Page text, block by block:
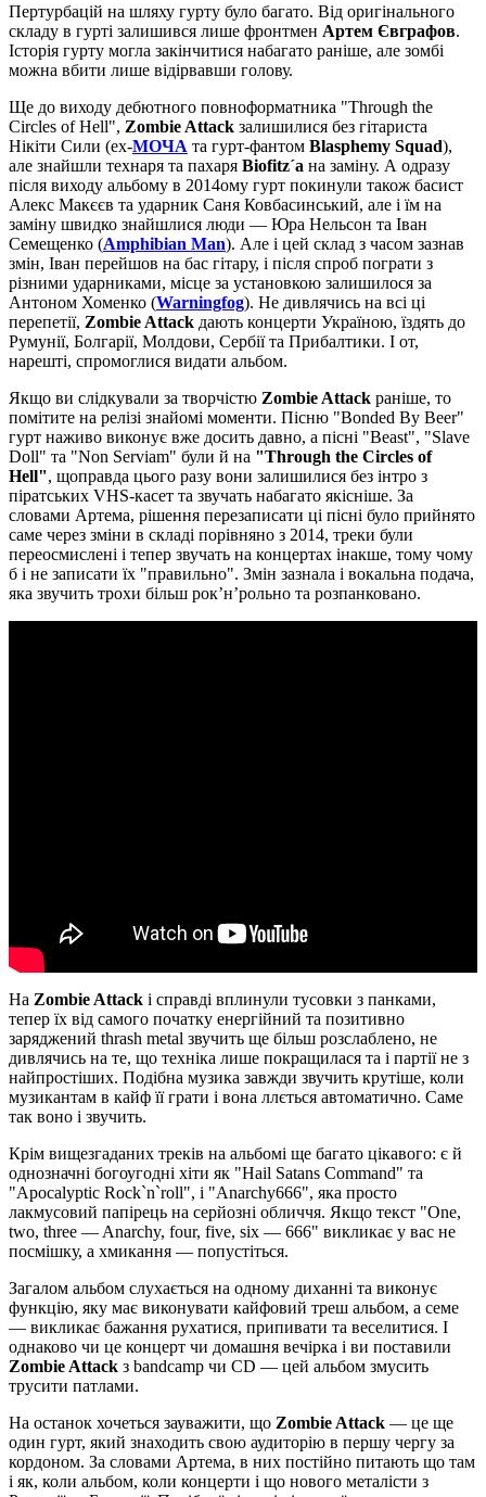
Пертурбацій на шляху гурту було багато. Від оригінального
складу в гурті залишився лише фронтмен Артем Євграфов.
Історія гурту могла закінчитися набагато раніше, але зомбі
можна вбити лише відірвавши голову.
Ще до виходу дебютного повноформатника "Through the
Circles of Hell", Zombie Attack залишилися без гітариста
Нікіти Сили (ex-MOЧА та гурт-фантом Blasphemy Squad),
але знайшли технаря та пахаря Biofitz´а на заміну. А одразу
після виходу альбому в 2014ому гурт покинули також басист
Алекс Макєєв та ударник Саня Ковбасинський, але і їм на
заміну швидко знайшлися люди — Юра Нельсон та Іван
Семещенко (Amphibian Man). Але і цей склад з часом зазнав
змін, Іван перейшов на бас гітару, і після спроб пограти з
різними ударниками, місце за установкою залишилося за
Антоном Хоменко (Warningfog). Не дивлячись на всі ці
перепетії, Zombie Attack дають концерти Україною, їздять до
Румунії, Болгарії, Молдови, Сербії та Прибалтики. І от,
нарешті, спромоглися видати альбом.
Якщо ви слідкували за творчістю Zombie Attack раніше, то
помітите на релізі знайомі моменти. Пісню "Bonded By Beer"
гурт наживо виконує вже досить давно, а пісні "Beast", "Slave
Doll" та "Non Serviam" були й на "Through the Circles of
Hell", щоправда цього разу вони залишилися без інтро з
піратських VHS-касет та звучать набагато якісніше. За
словами Артема, рішення перезаписати ці пісні було прийнято
саме через зміни в складі порівняно з 2014, треки були
переосмислені і тепер звучать на концертах інакше, тому чому
б і не записати їх "правильно". Змін зазнала і вокальна подача,
яка звучить трохи більш рок’н’рольно та розпанковано.
На Zombie Attack і справді вплинули тусовки з панками,
тепер їх від самого початку енергійний та позитивно
заряджений thrash metal звучить ще більш розслаблено, не
дивлячись на те, що техніка лише покращилася та і партії не з
найпростіших. Подібна музика завжди звучить крутіше, коли
музикантам в кайф її грати і вона ллється автоматично. Саме
так воно і звучить.
Крім вищезгаданих треків на альбомі ще багато цікавого: є й
однозначні богоугодні хіти як "Hail Satans Command" та
"Apocalyptic Rock`n`roll", і "Anarchy666", яка просто
лакмусовий папірець на серйозні обличчя. Якщо текст "One,
two, three — Anarchy, four, five, six — 666" викликає у вас не
посмішку, а хмикання — попустіться.
Загалом альбом слухається на одному диханні та виконує
функцію, яку має виконувати кайфовий треш альбом, а семе
— викликає бажання рухатися, припивати та веселитися. І
однаково чи це концерт чи домашня вечірка і ви поставили
Zombie Attack з bandcamp чи CD — цей альбом змусить
трусити патлами.
На останок хочеться зауважити, що Zombie Attack — це ще
один гурт, який знаходить свою аудиторію в першу чергу за
кордоном. За словами Артема, в них постійно питають що там
і як, коли альбом, коли концерти і що нового металісти з